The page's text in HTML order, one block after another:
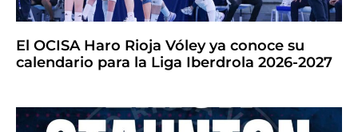
El OCISA Haro Rioja Vóley ya conoce su
calendario para la Liga Iberdrola 2026-2027